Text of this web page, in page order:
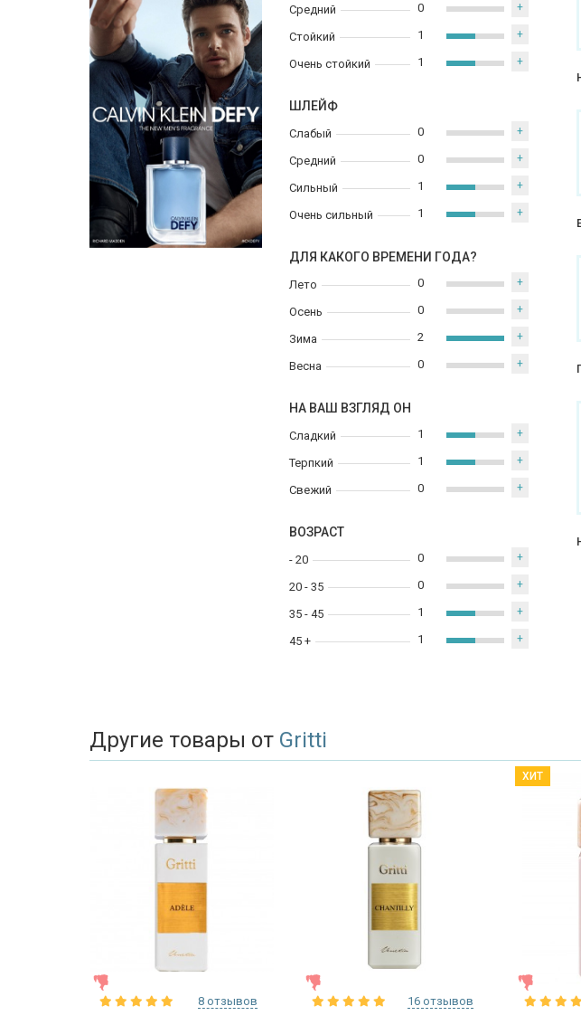
Средний
Стойкий
Очень стойкий
0 +
1 +
1 +
ШЛЕЙФ
Слабый
Средний
Сильный
Очень сильный
0 +
0 +
1 +
1 +
ДЛЯ КАКОГО ВРЕМЕНИ ГОДА?
Лето
Осень
Зима
Весна
0 +
0 +
2 +
0 +
НА ВАШ ВЗГЛЯД ОН
Сладкий
Терпкий
Свежий
1 +
1 +
0 +
ВОЗРАСТ
- 20
20 - 35
35 - 45
45 +
0 +
0 +
1 +
1 +
Другие товары от Gritti
8 отзывов 16 отзывов
ХИТ